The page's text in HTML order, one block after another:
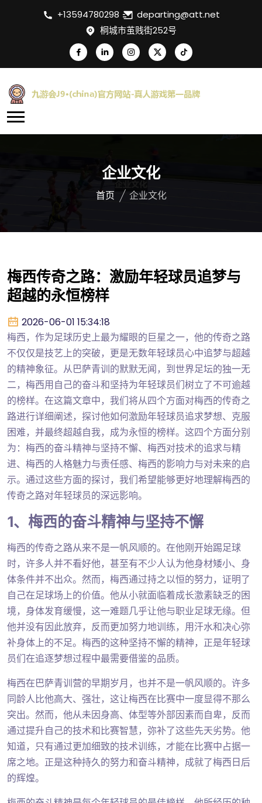
+13594780298
departing@att.net
桐城市茧贱街252号
企业文化
首页 企业文化
梅西传奇之路：激励年轻球员追梦与
超越的永恒榜样
2026-06-01 15:34:18
梅西，作为足球历史上最为耀眼的巨星之一，他的传奇之路
不仅仅是技艺上的突破，更是无数年轻球员心中追梦与超越
的精神象征。从巴萨青训的默默无闻，到世界足坛的独一无
二，梅西用自己的奋斗和坚持为年轻球员们树立了不可逾越
的榜样。在这篇文章中，我们将从四个方面对梅西的传奇之
路进行详细阐述，探讨他如何激励年轻球员追求梦想、克服
困难，并最终超越自我，成为永恒的榜样。这四个方面分别
为：梅西的奋斗精神与坚持不懈、梅西对技术的追求与精
进、梅西的人格魅力与责任感、梅西的影响力与对未来的启
示。通过这些方面的探讨，我们希望能够更好地理解梅西的
传奇之路对年轻球员的深远影响。
1、梅西的奋斗精神与坚持不懈
梅西的传奇之路从来不是一帆风顺的。在他刚开始踢足球
时，许多人并不看好他，甚至有不少人认为他身材矮小、身
体条件并不出众。然而，梅西通过持之以恒的努力，证明了
自己在足球场上的价值。他从小就面临着成长激素缺乏的困
境，身体发育缓慢，这一难题几乎让他与职业足球无缘。但
他并没有因此放弃，反而更加努力地训练，用汗水和决心弥
补身体上的不足。梅西的这种坚持不懈的精神，正是年轻球
员们在追逐梦想过程中最需要借鉴的品质。
梅西在巴萨青训营的早期岁月，也并不是一帆风顺的。许多
同龄人比他高大、强壮，这让梅西在比赛中一度显得不那么
突出。然而，他从未因身高、体型等外部因素而自卑，反而
通过提升自己的技术和比赛智慧，弥补了这些先天劣势。他
知道，只有通过更加细致的技术训练，才能在比赛中占据一
席之地。正是这种持久的努力和奋斗精神，成就了梅西日后
的辉煌。